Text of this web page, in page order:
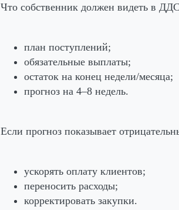
Что собственник должен видеть в ДДС
план поступлений;
обязательные выплаты;
остаток на конец недели/месяца;
прогноз на 4–8 недель.
Если прогноз показывает
ускорять оплату клиентов;
переносить расходы;
корректировать закупки.